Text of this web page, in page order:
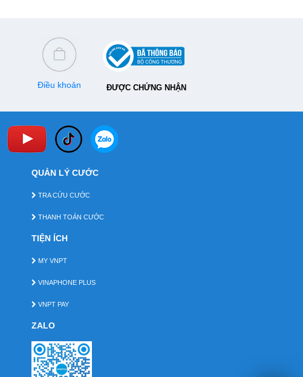
Điều khoản ĐƯỢC CHỨNG NHẬN
QUẢN LÝ CƯỚC
TRA CỨU CƯỚC
THANH TOÁN CƯỚC
TIỆN ÍCH
MY VNPT
VINAPHONE PLUS
VNPT PAY
ZALO